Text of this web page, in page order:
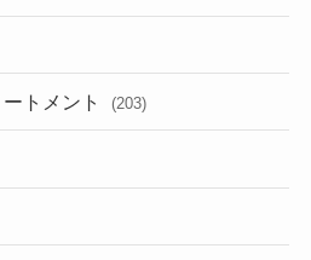
トメント (203)